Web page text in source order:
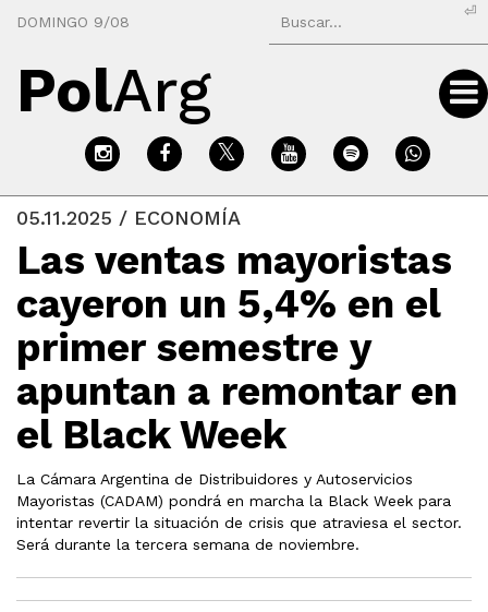
DOMINGO 9/08
⏎
PolArg
05.11.2025 / ECONOMÍA
Las ventas mayoristas
cayeron un 5,4% en el
primer semestre y
apuntan a remontar en
el Black Week
La Cámara Argentina de Distribuidores y Autoservicios
Mayoristas (CADAM) pondrá en marcha la Black Week para
intentar revertir la situación de crisis que atraviesa el sector.
Será durante la tercera semana de noviembre.